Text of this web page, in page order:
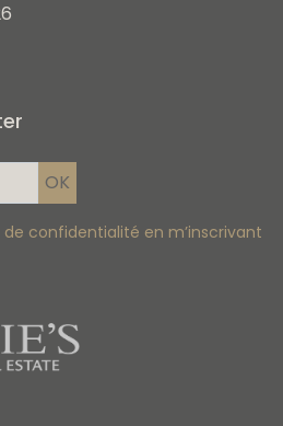
confidentialité en m’inscrivant